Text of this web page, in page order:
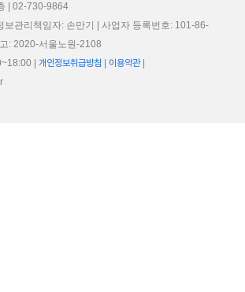
| 02-730-9864
보관리책임자: 손만기 | 사업자 등록번호: 101-86-
: 2020-서울노원-2108
| 개인정보취급방침 이용약관|